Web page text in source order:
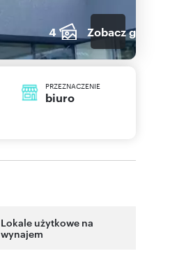
4 Zobacz galerię
PRZEZNACZENIE
biuro
Lokale użytkowe na
wynajem